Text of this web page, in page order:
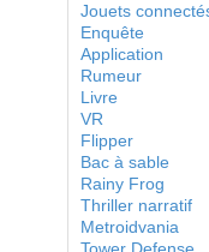
Jouets
Enquête
Application
Rumeur
Livre
VR
Flipper
Bac à sable
Rainy Frog
Thriller narratif
Metroidvania